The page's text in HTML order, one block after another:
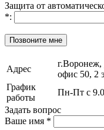
Защита от
*:
Позвоните мне
Адрес
г.Воронеж,
офис 50, 2
График
работы
Пн-Пт с
Задать вопрос
Ваше имя *